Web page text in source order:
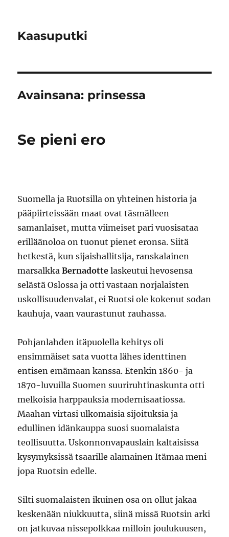
Kaasuputki
Avainsana: prinsessa
Se pieni ero
Suomella ja Ruotsilla on yhteinen historia ja
pääpiirteissään maat ovat täsmälleen
samanlaiset, mutta viimeiset pari vuosisataa
erilläänoloa on tuonut pienet eronsa. Siitä
hetkestä, kun sijaishallitsija, ranskalainen
marsalkkaBernadotte laskeutui hevosensa
selästä Oslossa ja otti vastaan norjalaisten
uskollisuudenvalat, ei Ruotsi ole kokenut sodan
kauhuja, vaan vaurastunut rauhassa.
Pohjanlahden itäpuolella kehitys oli
ensimmäiset sata vuotta lähes identtinen
entisen emämaan kanssa. Etenkin 1860- ja
1870-luvuilla Suomen suuriruhtinaskunta otti
melkoisia harppauksia modernisaatiossa.
Maahan virtasi ulkomaisia sijoituksia ja
edullinen idänkauppa suosi suomalaista
teollisuutta. Uskonnonvapauslain kaltaisissa
kysymyksissä tsaarille alamainen Itämaa meni
jopa Ruotsin edelle.
Silti suomalaisten ikuinen osa on ollut jakaa
keskenään niukkuutta, siinä missä Ruotsin arki
on jatkuvaa nissepolkkaa milloin joulukuusen,